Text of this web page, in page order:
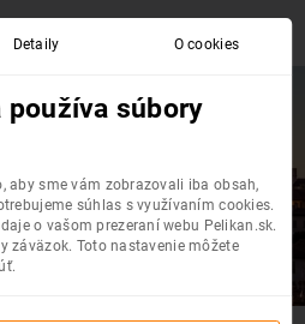
na jednom mieste
Detaily O cookies
používa súbory
aby sme vám zobrazovali iba obsah,
súhlas s využívaním cookies.
o vašom prezeraní webu Pelikan.sk.
záväzok. Toto nastavenie môžete